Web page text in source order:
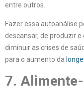
entre outros.
Fazer essa autoanálise
descansar, de produzir
diminuir as crises de
para o aumento da
7.